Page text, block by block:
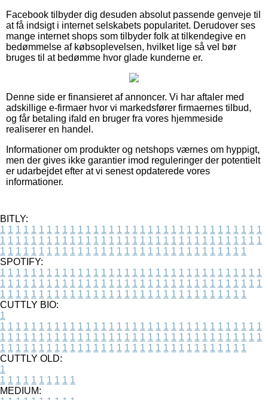
Facebook tilbyder dig desuden absolut passende genveje til
at få indsigt i internet selskabets popularitet. Derudover ses
mange internet shops som tilbyder folk at tilkendegive en
bedømmelse af købsoplevelsen, hvilket lige så vel bør
bruges til at bedømme hvor glade kunderne er.
Denne side er finansieret af annoncer. Vi har aftaler med
adskillige e-firmaer hvor vi markedsfører firmaernes tilbud,
og får betaling ifald en bruger fra vores hjemmeside
realiserer en handel.
Informationer om produkter og netshops værnes om hyppigt,
men der gives ikke garantier imod reguleringer der potentielt
er udarbejdet efter at vi senest opdaterede vores
informationer.
BITLY:
1 1 1 1 1 1 1 1 1 1 1 1 1 1 1 1 1 1 1 1 1 1 1 1 1 1 1 1 1 1 1 1 1 1
1 1 1 1 1 1 1 1 1 1 1 1 1 1 1 1 1 1 1 1 1 1 1 1 1 1 1 1 1 1 1 1 1 1
1 1 1 1 1 1 1 1 1 1 1 1 1 1 1 1 1 1 1 1 1 1 1 1 1 1 1 1 1 1 1 1
SPOTIFY:
1 1 1 1 1 1 1 1 1 1 1 1 1 1 1 1 1 1 1 1 1 1 1 1 1 1 1 1 1 1 1 1 1 1
1 1 1 1 1 1 1 1 1 1 1 1 1 1 1 1 1 1 1 1 1 1 1 1 1 1 1 1 1 1 1 1 1 1
1 1 1 1 1 1 1 1 1 1 1 1 1 1 1 1 1 1 1 1 1 1 1 1 1 1 1 1 1 1 1 1
CUTTLY BIO:
1
1 1 1 1 1 1 1 1 1 1 1 1 1 1 1 1 1 1 1 1 1 1 1 1 1 1 1 1 1 1 1 1 1 1
1 1 1 1 1 1 1 1 1 1 1 1 1 1 1 1 1 1 1 1 1 1 1 1 1 1 1 1 1 1 1 1 1 1
1 1 1 1 1 1 1 1 1 1 1 1 1 1 1 1 1 1 1 1 1 1 1 1 1 1 1 1 1 1 1 1
CUTTLY OLD:
1
1 1 1 1 1 1 1 1 1 1
MEDIUM: